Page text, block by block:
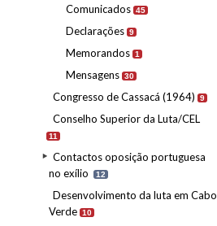
Comunicados 45
Declarações 9
Memorandos 1
Mensagens 30
Congresso de Cassacá (1964) 9
Conselho Superior da Luta/CEL
11
Contactos oposição portuguesa
no exílio
12
Desenvolvimento da luta em Cabo
Verde 10